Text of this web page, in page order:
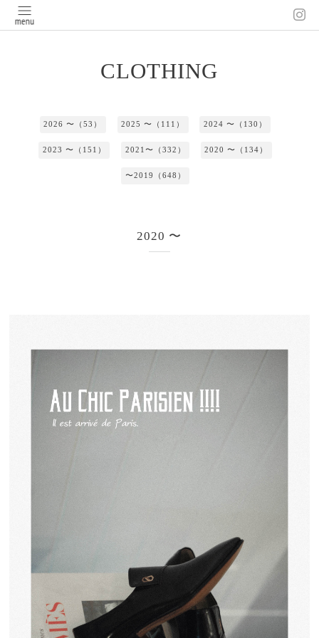
CLOTHING
2026 〜（53） 2025 〜（111） 2024 〜（130）
2023 〜（151） 2021〜（332） 2020 〜（134）
〜2019（648）
2020 〜